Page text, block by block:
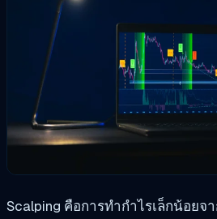
Scalping คือการทำกำไรเล็กน้อยจ